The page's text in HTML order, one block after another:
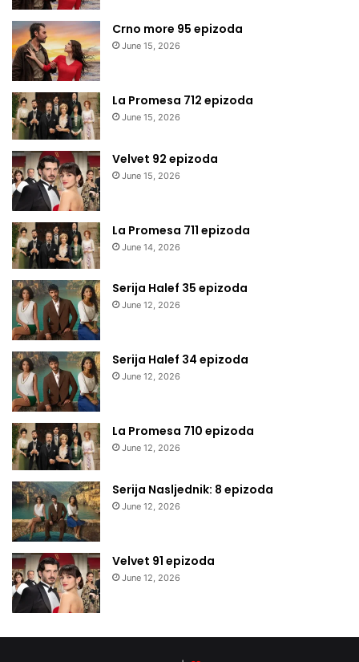
Crno more 95 epizoda
June 15, 2026
La Promesa 712 epizoda
June 15, 2026
Velvet 92 epizoda
June 15, 2026
La Promesa 711 epizoda
June 14, 2026
Serija Halef 35 epizoda
June 12, 2026
Serija Halef 34 epizoda
June 12, 2026
La Promesa 710 epizoda
June 12, 2026
Serija Nasljednik: 8 epizoda
June 12, 2026
Velvet 91 epizoda
June 12, 2026